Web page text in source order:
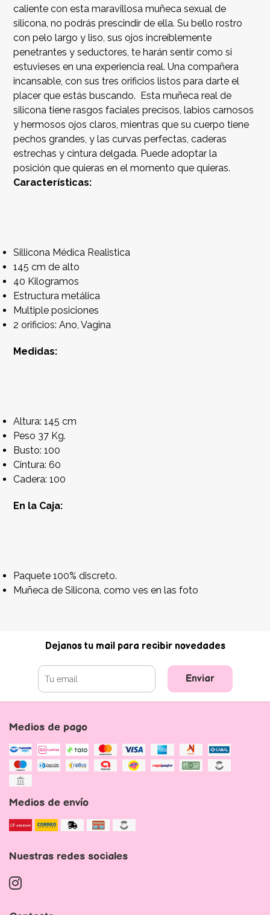
caliente con esta maravillosa muñeca sexual de
silicona, no podrás prescindir de ella. Su bello rostro
con pelo largo y liso, sus ojos increíblemente
penetrantes y seductores, te harán sentir como si
estuvieses en una experiencia real. Una compañera
incansable, con sus tres orificios listos para darte el
placer que estás buscando. Esta muñeca real de
silicona tiene rasgos faciales precisos, labios carnosos
y hermosos ojos claros, mientras que su cuerpo tiene
pechos grandes, y las curvas perfectas, caderas
estrechas y cintura delgada. Puede adoptar la
posición que quieras en el momento que quieras.
Características:
Sillicona Médica Realistica
145 cm de alto
40 Kilogramos
Estructura metálica
Multiple posiciones
2 orificios: Ano, Vagina
Medidas:
Altura: 145 cm
Peso 37 Kg.
Busto: 100
Cintura: 60
Cadera: 100
En la Caja:
Paquete 100% discreto.
Muñeca de Silicona, como ves en las foto
Dejanos tu mail para recibir novedades
Enviar
Medios de pago
Medios de envío
Nuestras redes sociales